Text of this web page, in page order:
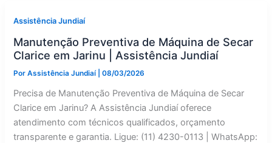
Paulista?
Manutenção
Especializado
Assistência Jundiaí
Manutenção Preventiva de Máquina de Secar
Clarice em Jarinu | Assistência Jundiaí
PorAssistência Jundiaí |08/03/2026
Precisa de Manutenção Preventiva de Máquina de Secar
Clarice em Jarinu? A Assistência Jundiaí oferece
atendimento com técnicos qualificados, orçamento
transparente e garantia. Ligue: (11) 4230-0113 | WhatsApp: